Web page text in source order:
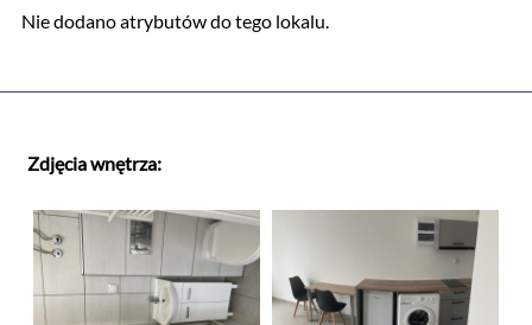
Nie dodano atrybutów do tego lokalu.
Zdjęcia wnętrza: